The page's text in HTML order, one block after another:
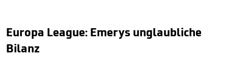
Europa League: Emerys unglaubliche
Bilanz